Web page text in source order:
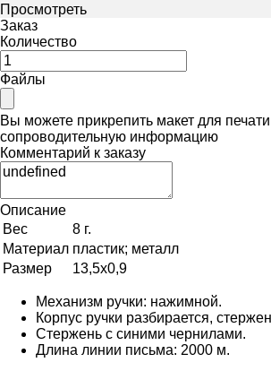
Просмотреть
Заказ
Количество
Файлы
Вы можете прикрепить макет для
сопроводительную информацию
Комментарий к заказу
Описание
Вес
8 г.
Материал пластик; металл
Размер
13,5х0,9
Механизм ручки: нажимной.
Корпус ручки разбирается,
Стержень с синими чернилами.
Длина линии письма: 2000 м.